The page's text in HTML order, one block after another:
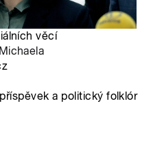
věcí
Michaela
a politický folklór